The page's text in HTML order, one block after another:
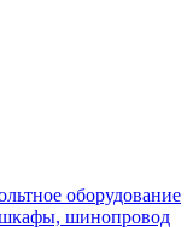
оборудование
шинопровод